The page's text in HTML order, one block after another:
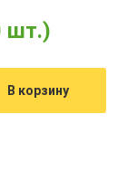
шт.)
В корзину